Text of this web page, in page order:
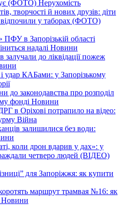
(ФОТО) Нерухомість
творчості й нових друзів: діти
відпочили у таборах (ФОТО)
ПФУ в Запорізькій області
надалі Новини
до ліквідації пожеж
удар КАБами: у Запорізькому
до законодавства про розподіл
фонді Новини
в Оріхові потрапило на відео:
Війна
залишилися без води:
коли дрон вдарив у дах»: у
четверо людей (ВІДЕО)
для Запоріжжя: як купити
маршрут трамвая №16: як
Новини